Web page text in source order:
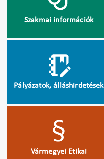
Szakmai információk
Pályázatok, álláshirdetések
Vármegyei Etikai